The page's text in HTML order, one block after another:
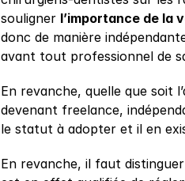
souligner l’importance de la
donc de manière
avant tout professionnel de
En revanche, quelle que soit
devenant freelance,
le statut à adopter et il en
En revanche, il faut